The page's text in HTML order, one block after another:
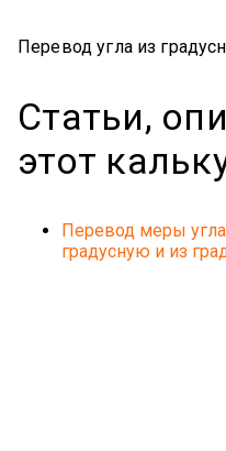
Перевод угла из
Статьи,
этот
Перевод меры
градусную и из